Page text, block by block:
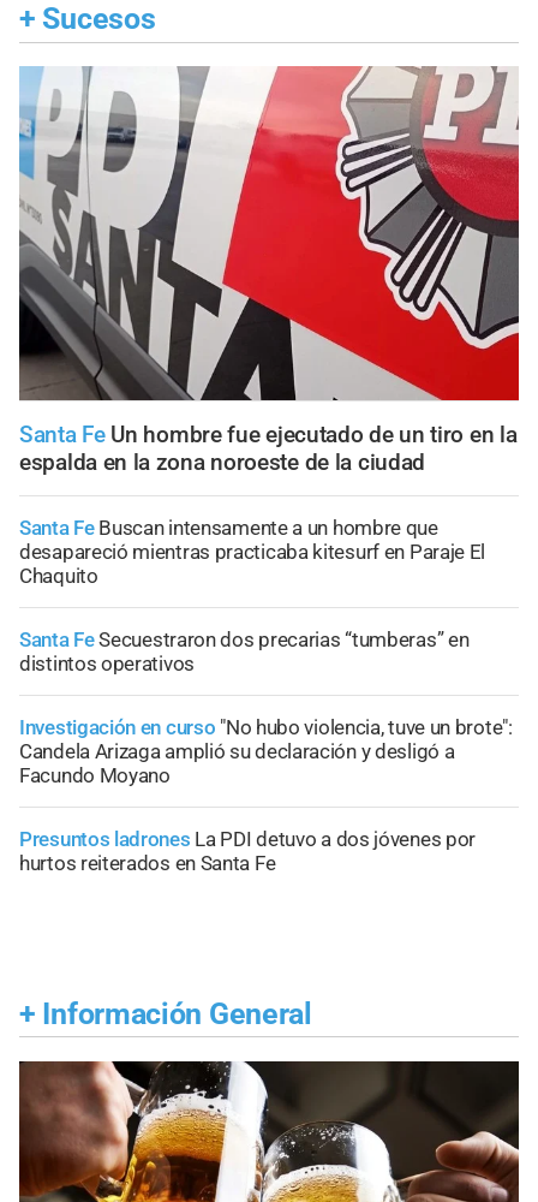
+ Sucesos
Santa Fe Un hombre fue ejecutado de un tiro en la
espalda en la zona noroeste de la ciudad
Santa Fe Buscan intensamente a un hombre que
desapareció mientras practicaba kitesurf en Paraje El
Chaquito
Santa FeSecuestraron dos precarias “tumberas” en
distintos operativos
Investigación en curso "No hubo violencia, tuve un brote":
Candela Arizaga amplió su declaración y desligó a
Facundo Moyano
Presuntos ladrones La PDI detuvo a dos jóvenes por
hurtos reiterados en Santa Fe
+ Información General